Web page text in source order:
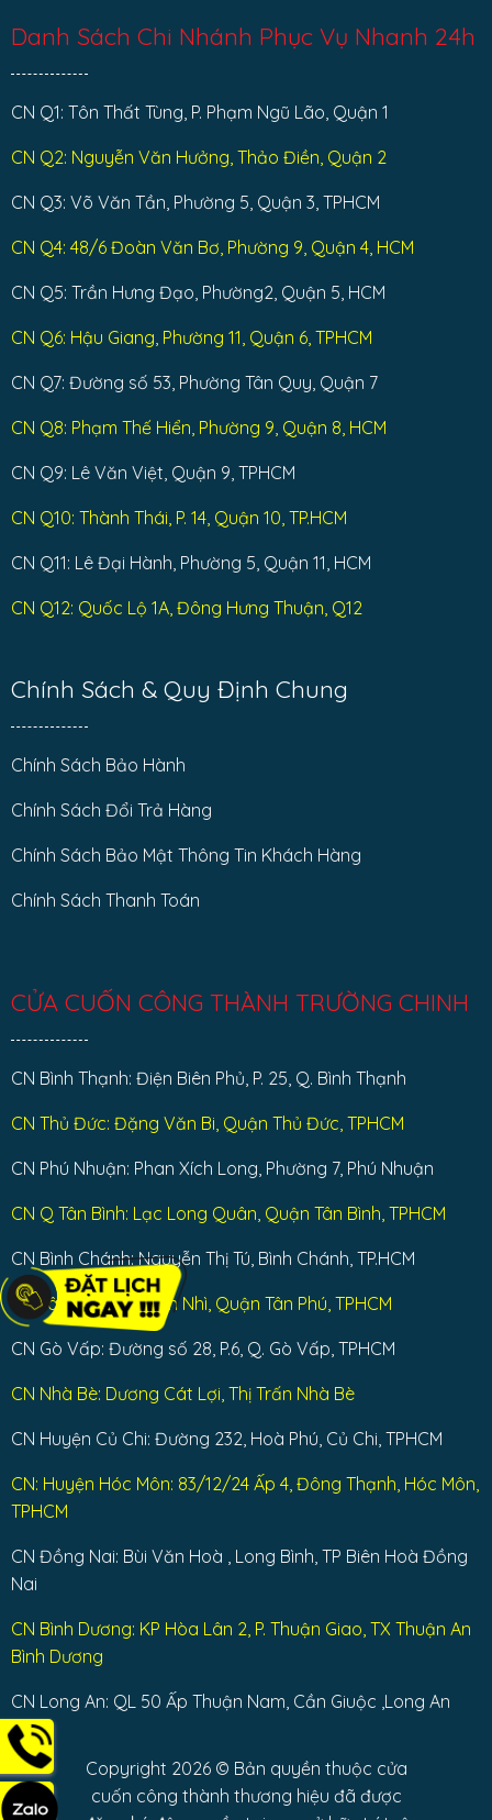
Danh Sách Chi Nhánh Phục Vụ Nhanh 24h
CN Q1: Tôn Thất Tùng, P. Phạm Ngũ Lão, Quận 1
CN Q2: Nguyễn Văn Hưởng, Thảo Điền, Quận 2
CN Q3: Võ Văn Tần, Phường 5, Quận 3, TPHCM
CN Q4: 48/6 Đoàn Văn Bơ, Phường 9, Quận 4, HCM
CN Q5: Trần Hưng Đạo, Phường2, Quận 5, HCM
CN Q6: Hậu Giang, Phường 11, Quận 6, TPHCM
CN Q7: Đường số 53, Phường Tân Quy, Quận 7
CN Q8: Phạm Thế Hiển, Phường 9, Quận 8, HCM
CN Q9: Lê Văn Việt, Quận 9, TPHCM
CN Q10: Thành Thái, P. 14, Quận 10, TP.HCM
CN Q11: Lê Đại Hành, Phường 5, Quận 11, HCM
CN Q12: Quốc Lộ 1A, Đông Hưng Thuận, Q12
Chính Sách & Quy Định Chung
Chính Sách Bảo Hành
Chính Sách Đổi Trả Hàng
Chính Sách Bảo Mật Thông Tin Khách Hàng
Chính Sách Thanh Toán
CỬA CUỐN CÔNG THÀNH TRƯỜNG CHINH
CN Bình Thạnh: Điện Biên Phủ, P. 25, Q. Bình Thạnh
CN Thủ Đức: Đặng Văn Bi, Quận Thủ Đức, TPHCM
CN Phú Nhuận: Phan Xích Long, Phường 7, Phú Nhuận
CN Q Tân Bình: Lạc Long Quân, Quận Tân Bình, TPHCM
CN Bình Chánh: Nguyễn Thị Tú, Bình Chánh, TP.HCM
CN Tân Phú : Tân Sơn Nhì, Quận Tân Phú, TPHCM
CN Gò Vấp: Đường số 28, P.6, Q. Gò Vấp, TPHCM
CN Nhà Bè: Dương Cát Lợi, Thị Trấn Nhà Bè
CN Huyện Củ Chi: Đường 232, Hoà Phú, Củ Chi, TPHCM
CN: Huyện Hóc Môn: 83/12/24 Ấp 4, Đông Thạnh, Hóc Môn,
TPHCM
CN Đồng Nai: Bùi Văn Hoà , Long Bình, TP Biên Hoà Đồng
Nai
CN Bình Dương: KP Hòa Lân 2, P. Thuận Giao, TX Thuận An
Bình Dương
CN Long An: QL 50 Ấp Thuận Nam, Cần Giuộc ,Long An
Copyright 2026 © Bản quyền thuộc cửa
cuốn công thành thương hiệu đã được